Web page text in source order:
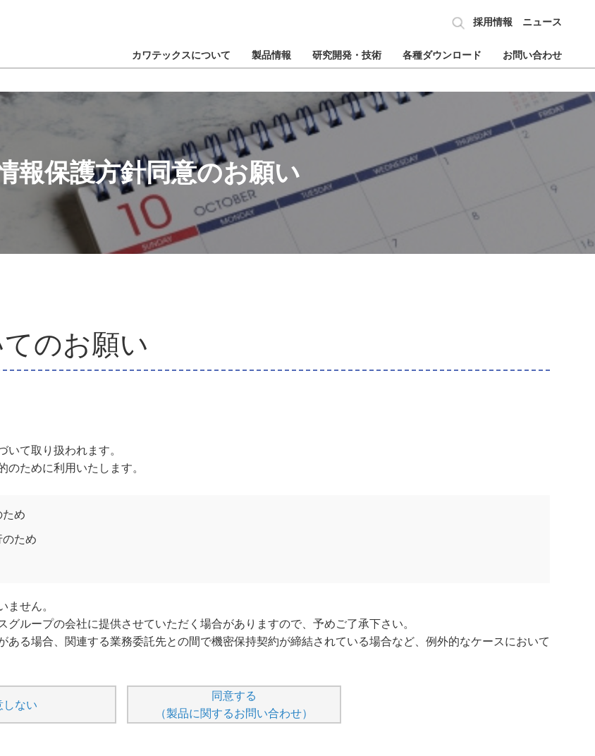
採用情報 ニュース
カワテックスについて 製品情報 研究開発・技術 各種ダウンロード お問い合わせ
報保護方針同意のお願い
のお願い
いて取り扱われます。
ために利用いたします。
ため
のため
ません。
ループの会社に提供させていただく場合がありますので、予めご了承下さい。
る場合、関連する業務委託先との間で機密保持契約が締結されている場合など、例外的なケースにおいて
しない
同意する
（製品に関するお問い合わせ）